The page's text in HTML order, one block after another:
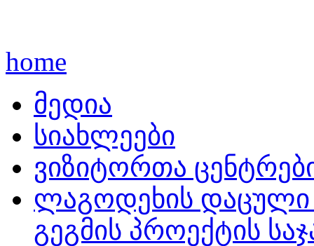
home
მედია
სიახლეები
ვიზიტორთა
ლაგოდეხის დაცული
გეგმის პროექტის